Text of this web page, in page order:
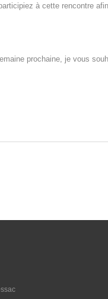
à cette rencontre
prochaine, je vous